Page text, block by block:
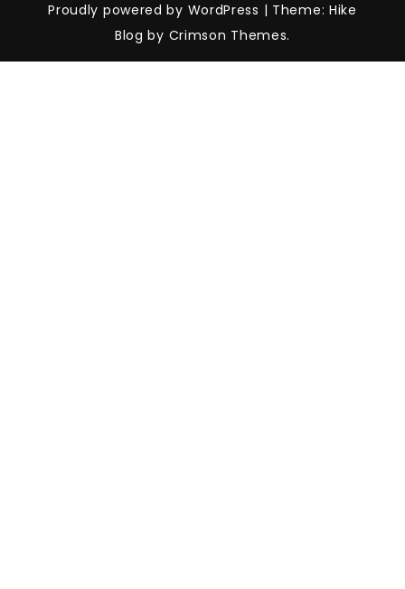
Proudly powered by WordPress | Theme: Hike
Blog by Crimson Themes.